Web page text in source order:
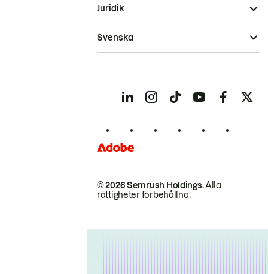
© 2026 Semrush Holdings.Alla
rättigheter förbehållna.
Juridik
Svenska